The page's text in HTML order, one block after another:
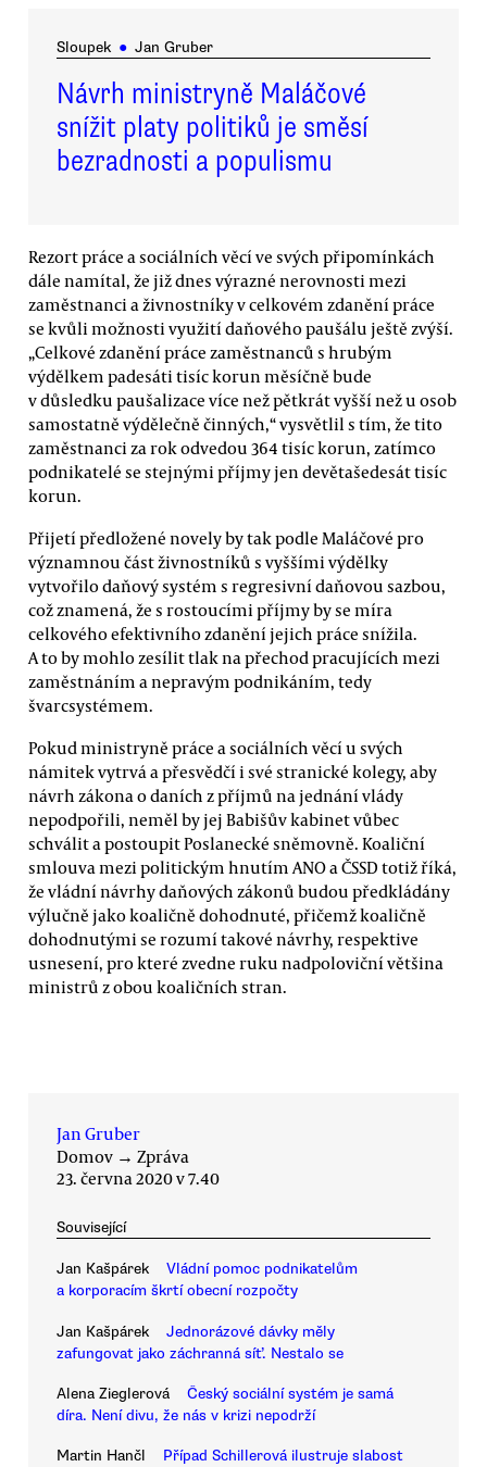
Sloupek ● Jan Gruber
Návrh ministryně Maláčové
snížit platy politiků je směsí
bezradnosti a populismu
Rezort práce a sociálních věcí ve svých připomínkách
dále namítal, že již dnes výrazné nerovnosti mezi
zaměstnanci a živnostníky v celkovém zdanění práce
se kvůli možnosti využití daňového paušálu ještě zvýší.
„Celkové zdanění práce zaměstnanců s hrubým
výdělkem padesáti tisíc korun měsíčně bude
v důsledku paušalizace více než pětkrát vyšší než u osob
samostatně výdělečně činných,“ vysvětlil s tím, že tito
zaměstnanci za rok odvedou 364 tisíc korun, zatímco
podnikatelé se stejnými příjmy jen devětašedesát tisíc
korun.
Přijetí předložené novely by tak podle Maláčové pro
významnou část živnostníků s vyššími výdělky
vytvořilo daňový systém s regresivní daňovou sazbou,
což znamená, že s rostoucími příjmy by se míra
celkového efektivního zdanění jejich práce snížila.
A to by mohlo zesílit tlak na přechod pracujících mezi
zaměstnáním a nepravým podnikáním, tedy
švarcsystémem.
Pokud ministryně práce a sociálních věcí u svých
námitek vytrvá a přesvědčí i své stranické kolegy, aby
návrh zákona o daních z příjmů na jednání vlády
nepodpořili, neměl by jej Babišův kabinet vůbec
schválit a postoupit Poslanecké sněmovně. Koaliční
smlouva mezi politickým hnutím ANO a ČSSD totiž říká,
že vládní návrhy daňových zákonů budou předkládány
výlučně jako koaličně dohodnuté, přičemž koaličně
dohodnutými se rozumí takové návrhy, respektive
usnesení, pro které zvedne ruku nadpoloviční většina
ministrů z obou koaličních stran.
Jan Gruber
Domov → Zpráva
23. června 2020 v 7.40
Související
Jan Kašpárek
Vládní pomoc podnikatelům
a korporacím škrtí obecní rozpočty
Jan Kašpárek
Jednorázové dávky měly
zafungovat jako záchranná síť. Nestalo se
Alena Zieglerová
Český sociální systém je samá
díra. Není divu, že nás v krizi nepodrží
Martin Hančl
Případ Schillerová ilustruje slabost